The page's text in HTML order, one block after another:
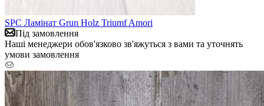
SPC Ламінат Grun Holz Triumf Amori
Під замовлення
Наші менеджери обов'язково зв'яжуться з вами та уточнять
умови замовлення